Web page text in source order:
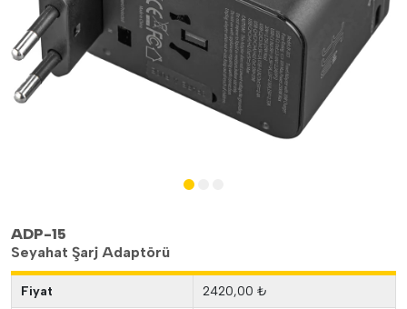
ADP-15
Seyahat Şarj Adaptörü
Fiyat 2420,00 ₺